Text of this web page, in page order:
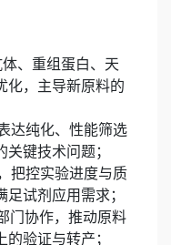
、重组蛋白、天
化，主导新原料的
达纯化、性能筛选
键技术问题；
把控实验进度与质
试剂应用需求；
门协作，推动原料
验证与转产；